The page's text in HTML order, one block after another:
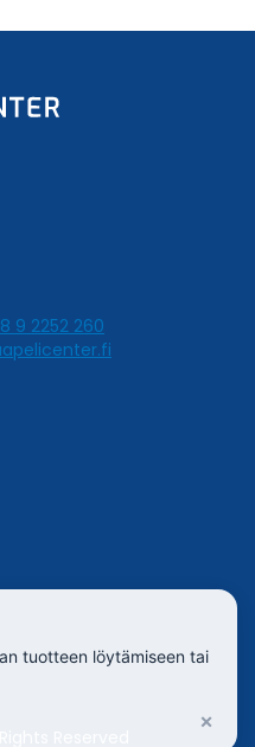
9 2252 260
Reserved
tuotteen löytämiseen tai
×